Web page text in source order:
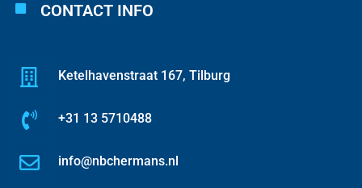
CONTACT INFO
Ketelhavenstraat 167, Tilburg
+31 13 5710488
info@nbchermans.nl